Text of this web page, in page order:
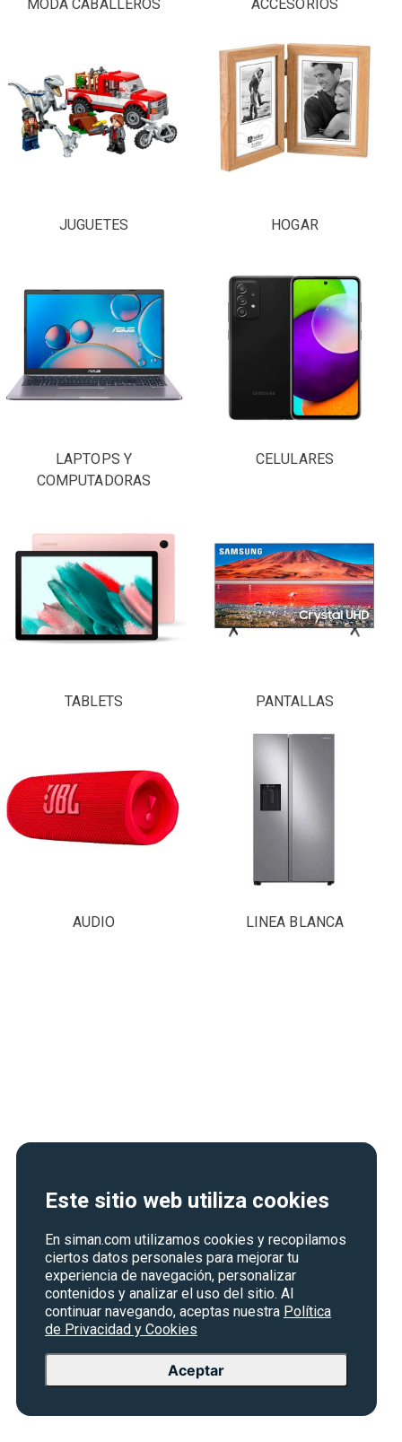
Este sitio web utiliza cookies
En siman.com utilizamos cookies y recopilamos
ciertos datos personales para mejorar tu
experiencia de navegación, personalizar
contenidos y analizar el uso del sitio. Al
continuar navegando, aceptas nuestra Política
de Privacidad y Cookies
Aceptar
MODA CABALLEROS ACCESORIOS
JUGUETES HOGAR
LAPTOPS Y
COMPUTADORAS
CELULARES
TABLETS PANTALLAS
AUDIO LINEA BLANCA